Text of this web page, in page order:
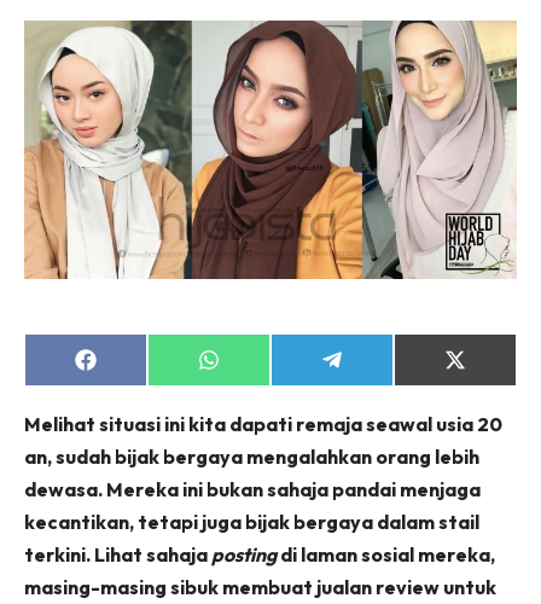
Share
on
Share
on
Share
on
Share
on
(Twitter)
Melihat situasi ini kita dapati remaja seawal usia 20
an, sudah bijak bergaya mengalahkan orang lebih
dewasa. Mereka ini bukan sahaja pandai menjaga
kecantikan, tetapi juga bijak bergaya dalam stail
terkini. Lihat sahaja postingdi laman sosial mereka,
masing-masing sibuk membuat jualan review untuk